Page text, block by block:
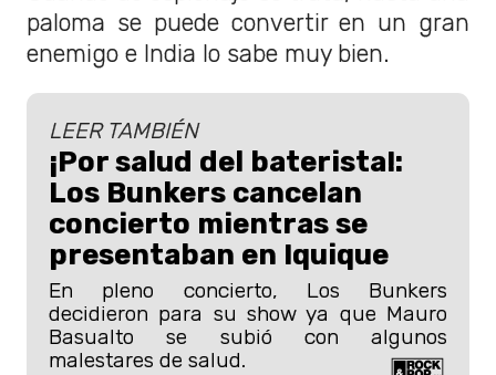
paloma se puede convertir en un gran
enemigo e India lo sabe muy bien.
LEER TAMBIÉN
¡Por salud del baterista!:
Los Bunkers cancelan
concierto mientras se
presentaban en Iquique
En pleno concierto, Los Bunkers
decidieron para su show ya que Mauro
Basualto se subió con algunos
malestares de salud.